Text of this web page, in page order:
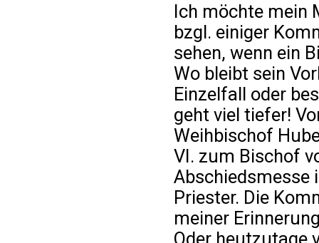
Ich möchte mein
bzgl. einiger
sehen, wenn ein
Wo bleibt sein
Einzelfall oder
geht viel tiefer!
Weihbischof
VI. zum Bischof
Abschiedsmesse
Priester. Die
meiner
Oder heutzutage